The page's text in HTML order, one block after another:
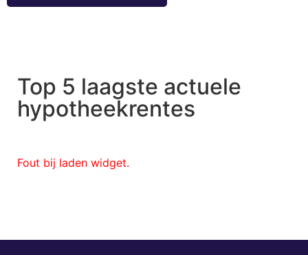
Top 5 laagste actuele
hypotheekrentes
Fout bij laden widget.